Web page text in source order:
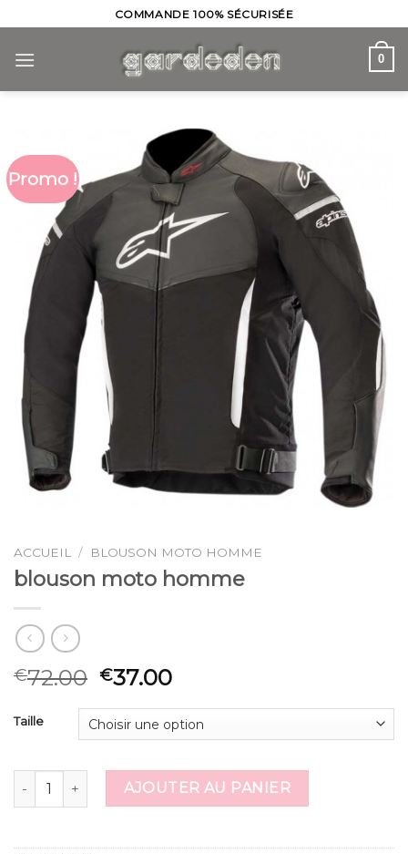
to
content
COMMANDE 100% SÉCURISÉE
0
Promo !
ACCUEIL / BLOUSON MOTO HOMME
blouson moto homme
€72.00 €37.00
Taille
quantité de blouson moto homme
AJOUTER AU PANIER